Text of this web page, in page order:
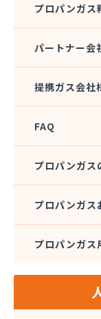
株式会社みや
株式会社ライ
株式会社レイ
株式会社磯野
株式会社遠藤
株式会社外塚
株式会社丸喜
株式会社丸芝
株式会社熊木
株式会社栗田
株式会社斎徳
株式会社山田
株式会社春山
株式会社春山
プロパンガス
パートナー会
提携ガス会社
FAQ
プロパンガス
プロパンガス
プロパンガス